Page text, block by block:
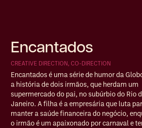
Encantados
CREATIVE DIRECTION, CO-DIRECTION
Encantados é uma série de humor da
a história de dois irmãos, que herdam um
supermercado do pai, no subúrbio do Rio
Janeiro. A filha é a empresária que luta
manter a saúde financeira do negócio,
o irmão é um apaixonado por carnaval e